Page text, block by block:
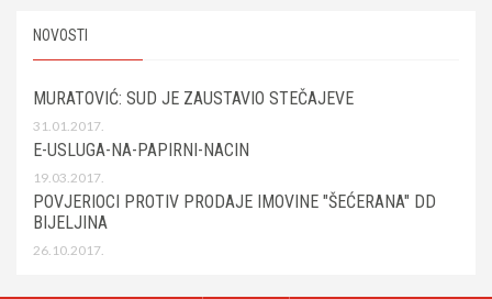
NOVOSTI
MURATOVIĆ: SUD JE ZAUSTAVIO STEČAJEVE
31.01.2017.
E-USLUGA-NA-PAPIRNI-NACIN
19.03.2017.
POVJERIOCI PROTIV PRODAJE IMOVINE "ŠEĆERANA" DD
BIJELJINA
26.10.2017.